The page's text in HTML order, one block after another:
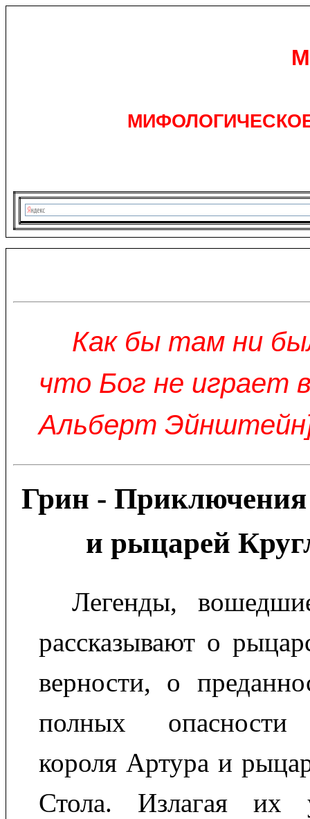
Как бы там ни
что Бог не играет
Альберт
Грин - Приключения
и рыцарей
Легенды,
рассказывают о
верности, о
полных опасности
короля Артура и
Стола. Излагая их